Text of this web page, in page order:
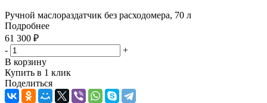
Ручной маслораздатчик без расходомера, 70 л
Подробнее
61 300 ₽
-
+
В корзину
Купить в 1 клик
Поделиться